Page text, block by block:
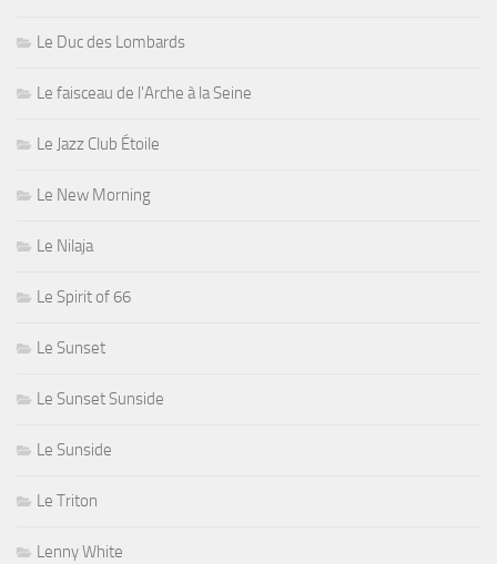
Le Duc des Lombards
Le faisceau de l'Arche à la Seine
Le Jazz Club Étoile
Le New Morning
Le Nilaja
Le Spirit of 66
Le Sunset
Le Sunset Sunside
Le Sunside
Le Triton
Lenny White